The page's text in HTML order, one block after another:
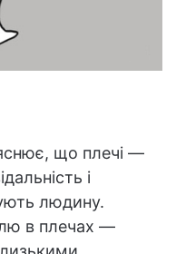
що плечі —
і
людину.
в плечах —